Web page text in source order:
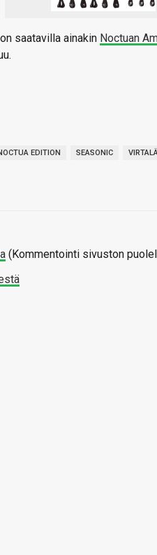
saatavilla ainakin Noctuan
EDITION SEASONIC
(Kommentointi sivuston